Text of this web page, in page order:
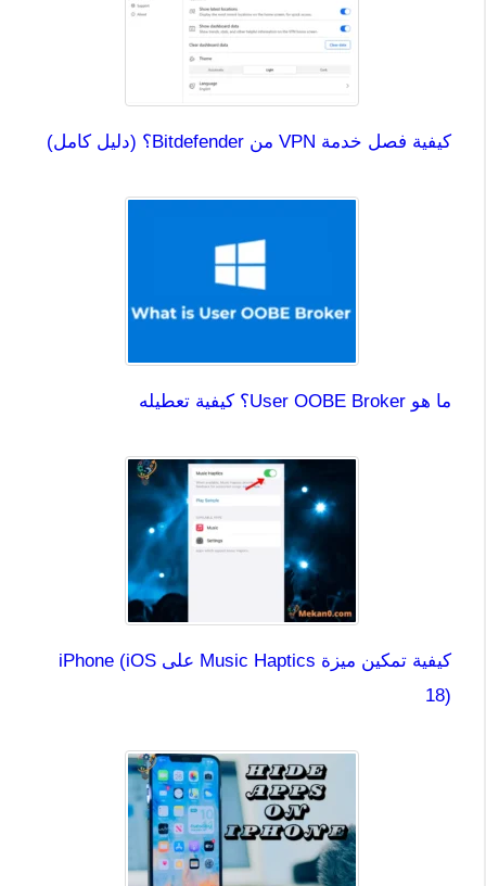
كيفية فصل خدمة VPN من Bitdefender؟ (دليل كامل)
ما هو User OOBE Broker؟ كيفية تعطيله
كيفية تمكين ميزة Music Haptics على iPhone (iOS
18)